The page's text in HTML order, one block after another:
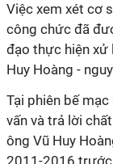
Việc xem xét cơ
công chức đã
đạo thực hiện xử
Huy Hoàng -
Tại phiên bế
vấn và trả lời
ông Vũ Huy
2011-2016 trước